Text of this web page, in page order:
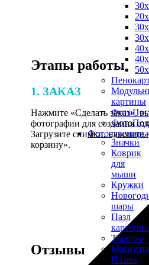
картины
Фотоcувениры
Значки
Коврик
для
мыши
Кружки
шары
Пазл
Тарелки
Магниты
Пазлы
Этапы работы
1. ЗАКАЗ
Нажмите «Сделать заказ»,
фотографии для создания
Загрузите снимки, нажмите
корзину».
Отзывы